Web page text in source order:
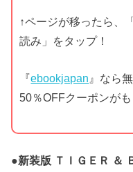
↑ページが移ったら、
読み」をタップ！
『ebookjapan 』なら
50％OFFクーポンがも
●新装版 ＴＩＧＥＲ ＆